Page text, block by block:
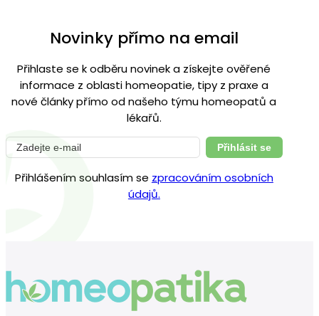
Novinky přímo na email
Přihlaste se k odběru novinek a získejte ověřené
informace z oblasti homeopatie, tipy z praxe a
nové články přímo od našeho týmu homeopatů a
lékařů.
Přihlásit se
Přihlášením souhlasím se zpracováním osobních
údajů.